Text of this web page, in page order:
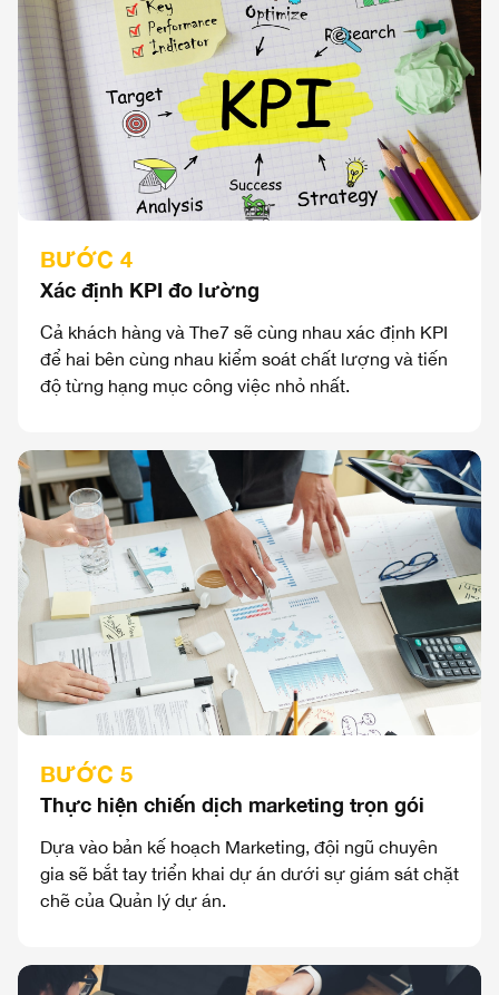
BƯỚC 4
Xác định KPI đo lường
Cả khách hàng và The7 sẽ cùng nhau xác định KPI
để hai bên cùng nhau kiểm soát chất lượng và tiến
độ từng hạng mục công việc nhỏ nhất.
BƯỚC 5
Thực hiện chiến dịch marketing trọn gói
Dựa vào bản kế hoạch Marketing, đội ngũ chuyên
gia sẽ bắt tay triển khai dự án dưới sự giám sát chặt
chẽ của Quản lý dự án.